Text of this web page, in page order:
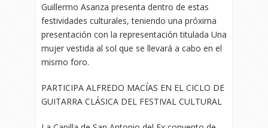
Guillermo Asanza presenta dentro de estas
festividades culturales, teniendo una próxima
presentación con la representación titulada Una
mujer vestida al sol que se llevará a cabo en el
mismo foro.
PARTICIPA ALFREDO MACÍAS EN EL CICLO DE
GUITARRA CLÁSICA DEL FESTIVAL CULTURAL